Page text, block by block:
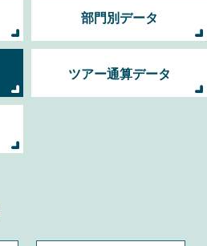
部門別データ
ツアー通算データ